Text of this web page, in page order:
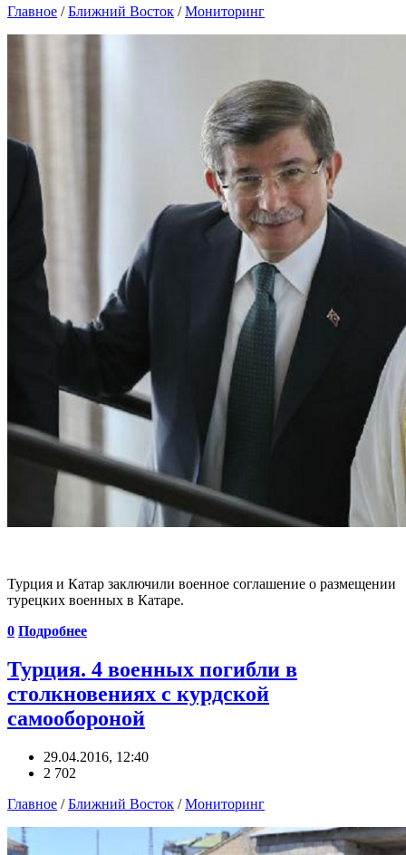
Главное /Ближний Восток /Мониторинг
Турция и Катар заключили военное соглашение о размещении
турецких военных в Катаре.
0 Подробнее
Турция. 4 военных погибли в
столкновениях с курдской
самообороной
29.04.2016, 12:40
2 702
Главное /Ближний Восток /Мониторинг